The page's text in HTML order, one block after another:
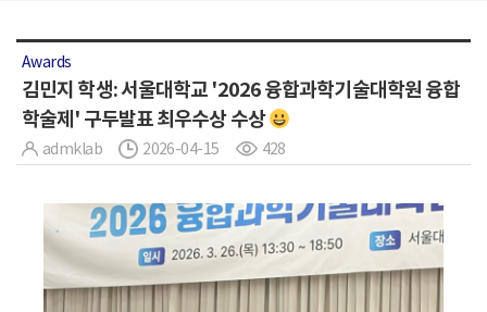
Awards
김민지 학생: 서울대학교 '2026 융합과학기술대학원 융합
학술제' 구두발표 최우수상 수상
admklab 2026-04-15 428